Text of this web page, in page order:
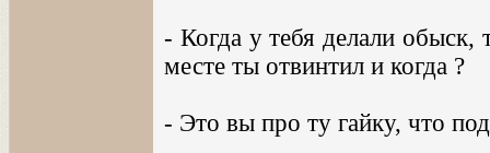
- Когда у тебя делали
месте ты отвинтил и когда ?
- Это вы про ту гайку, что